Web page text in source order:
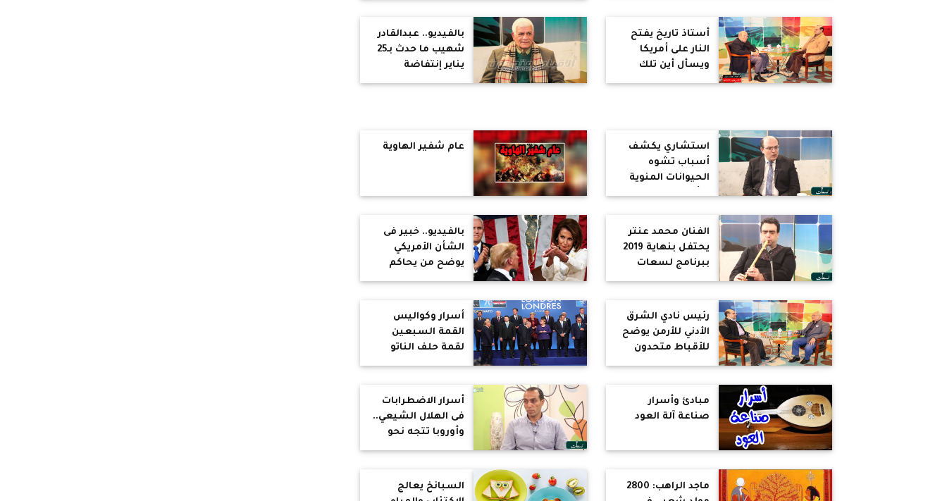
أستاذ تاريخ يفتح
النار على أمريكا
ويسأل أين تلك
القرن
بالفيديو.. عبدالقادر
شهيب ما حدث بـ25
يناير إنتفاضة
استشاري يكشف
أسباب تشوه
الحيوانات المنوية
وتأخر الحمل.. ومتى
المجهري
عام شفير الهاوية
الفنان محمد عنتر
يحتفل بنهاية 2019
ببرنامج لسعات
بالفيديو.. خبير فى
الشأن الأمريكي
يوضح من يحاكم
(حوار)
رئيس نادي الشرق
الأدني للأرمن يوضح
للأقباط متحدون
دواعش العثمانيين
هم دواعش الأتراك
أسرار وكواليس
القمة السبعين
لقمة حلف الناتو
مبادئ وأسرار
صناعة آلة العود
أسرار الاضطرابات
فى الهلال الشيعي..
وأوروبا تتجه نحو
هتلر جديد
ماجد الراهب: 2800
السبانخ يعالج